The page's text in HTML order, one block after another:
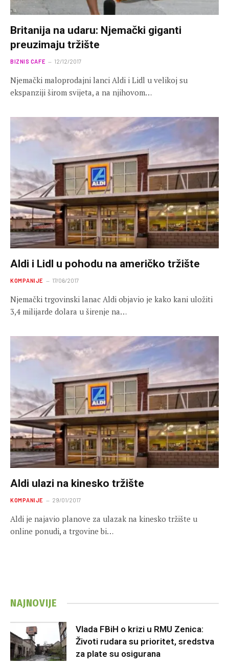
Britanija na udaru: Njemački giganti
preuzimaju tržište
BIZNIS CAFE 12/12/2017
Njemački maloprodajni lanci Aldi i Lidl u velikoj su
ekspanziji širom svijeta, a na njihovom…
Aldi i Lidl u pohodu na američko tržište
KOMPANIJE 17/06/2017
Njemački trgovinski lanac Aldi objavio je kako kani uložiti
3,4 milijarde dolara u širenje na…
Aldi ulazi na kinesko tržište
KOMPANIJE 29/01/2017
Aldi je najavio planove za ulazak na kinesko tržište u
online ponudi, a trgovine bi…
NAJNOVIJE
Vlada FBiH o krizi u RMU Zenica:
Životi rudara su prioritet, sredstva
za plate su osigurana